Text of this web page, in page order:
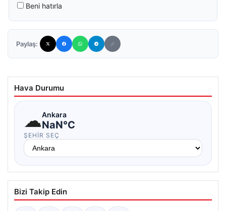
Beni hatırla
Paylaş:
Hava Durumu
☁Ankara
NaN°C
ŞEHIR SEÇ
Bizi Takip Edin